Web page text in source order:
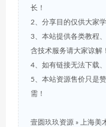
长！
2、分享目的仅供大家
3、本站提供各类教程
含技术服务请大家谅解！
4、如有链接无法下载
5、本站资源售价只是
需！
壹圆玖玖资源 » 上海